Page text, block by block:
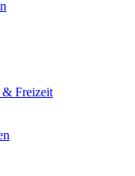
Freizeit